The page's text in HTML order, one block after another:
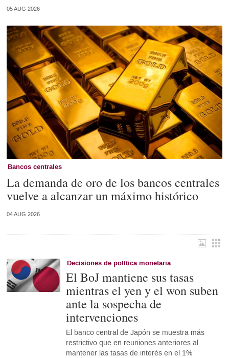
05 AUG 2026
Bancos centrales
La demanda de oro de los bancos centrales
vuelve a alcanzar un máximo histórico
04 AUG 2026
Decisiones de política monetaria
El BoJ mantiene sus tasas
mientras el yen y el won suben
ante la sospecha de
intervenciones
El banco central de Japón se muestra más
restrictivo que en reuniones anteriores al
mantener las tasas de interés en el 1%